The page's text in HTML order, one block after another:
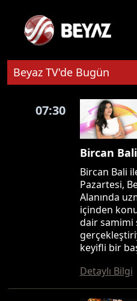
Beyaz TV'de Bugün
07:30
Bircan
Bircan Bali
Pazartesi,
Alanında
içinden
dair samimi
keyifli bir
Detaylı Bilgi